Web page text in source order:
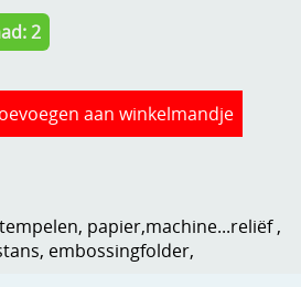
2
papier,machine...reliëf ,
embossingfolder,